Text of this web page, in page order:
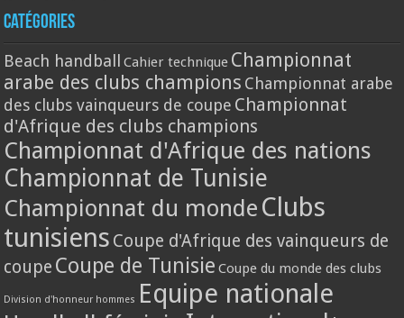
Catégories
Beach handball Cahier technique Championnat
arabe des clubs champions Championnat arabe
des clubs vainqueurs de coupe Championnat
d'Afrique des clubs champions
Championnat d'Afrique des nations
Championnat de Tunisie
Championnat du monde Clubs
tunisiens Coupe d'Afrique des vainqueurs de
coupe Coupe de Tunisie Coupe du monde des clubs
Division d'honneur hommes Equipe nationale